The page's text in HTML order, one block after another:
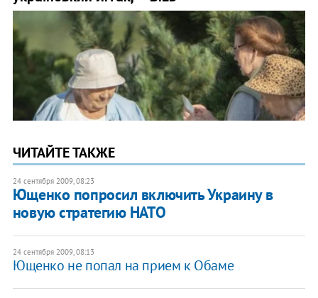
ЧИТАЙТЕ ТАКЖЕ
24 сентября 2009, 08:23
Ющенко попросил включить Украину в
новую стратегию НАТО
24 сентября 2009, 08:13
Ющенко не попал на прием к Обаме